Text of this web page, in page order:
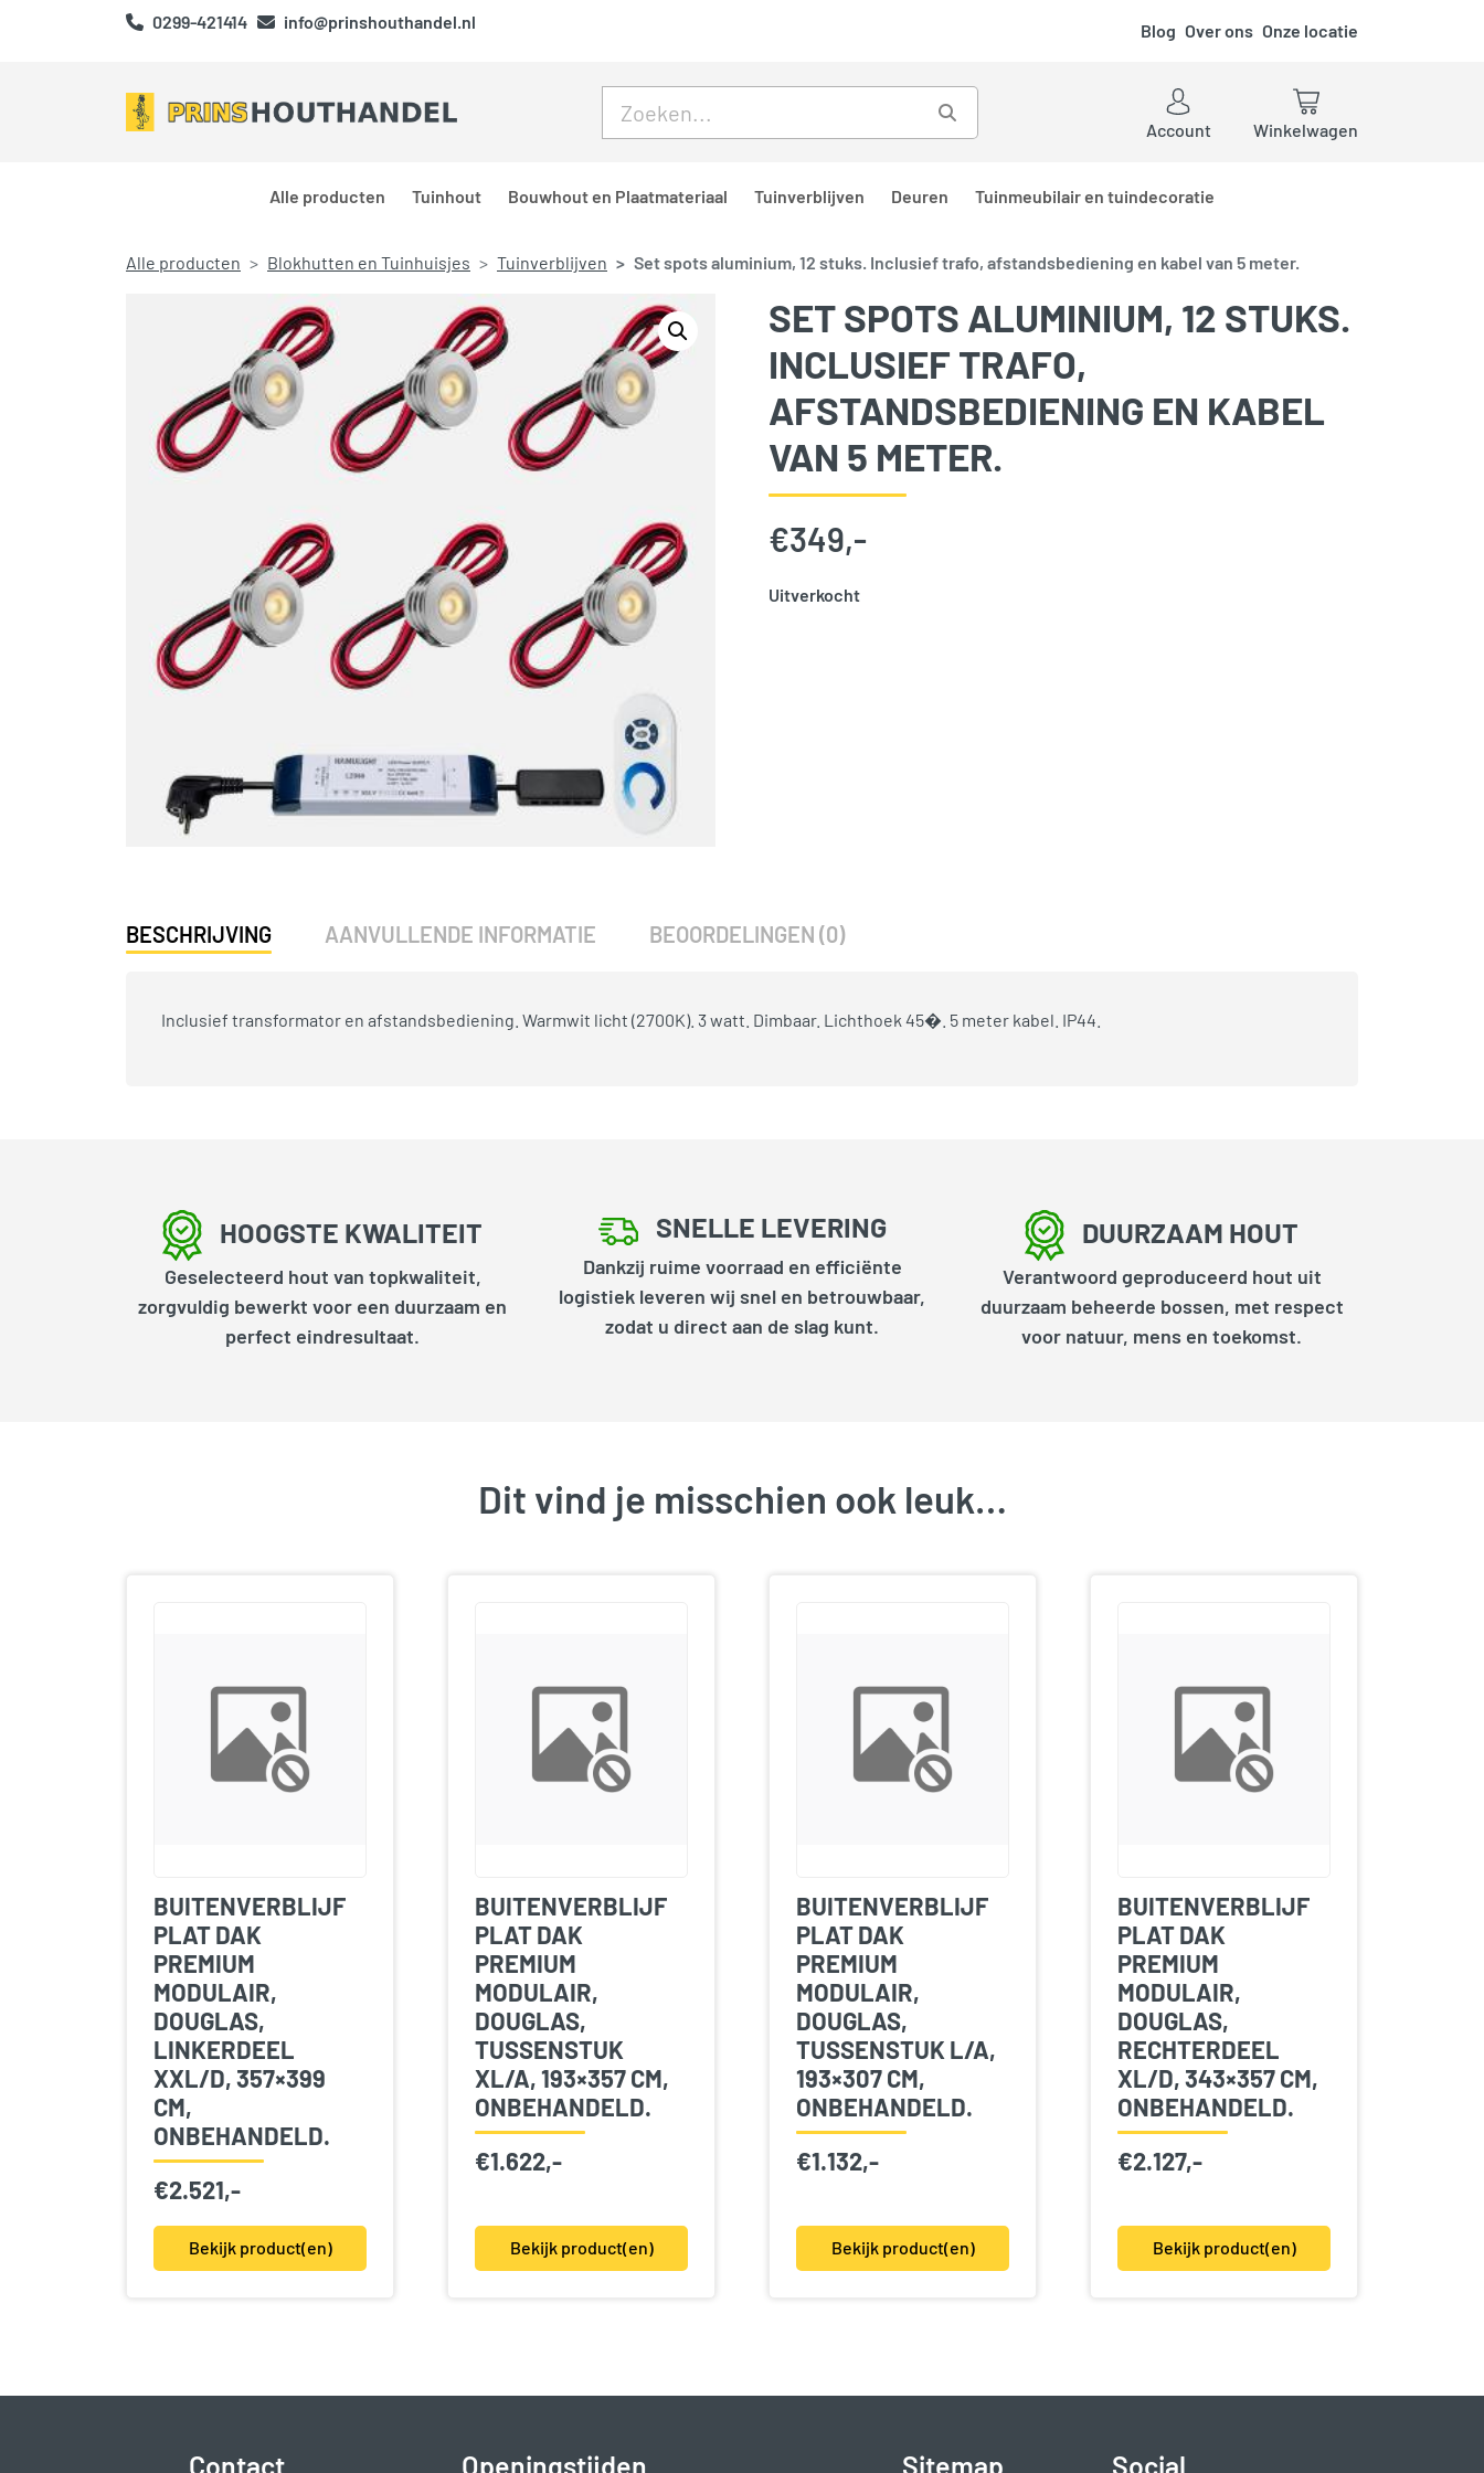
0299-421414 info@prinshouthandel.nl Blog Over ons Onze locatie
Account
Winkelwagen
Alle producten Tuinhout Bouwhout en Plaatmateriaal Tuinverblijven Deuren Tuinmeubilair en tuindecoratie
Alle producten Blokhutten en Tuinhuisjes Tuinverblijven Set spots aluminium, 12 stuks. Inclusief trafo, afstandsbediening en kabel van 5 meter.
SET SPOTS ALUMINIUM, 12 STUKS.
INCLUSIEF TRAFO,
AFSTANDSBEDIENING EN KABEL
VAN 5 METER.
€349,-
Uitverkocht
BESCHRIJVING AANVULLENDE INFORMATIE BEOORDELINGEN (0)
Inclusief transformator en afstandsbediening. Warmwit licht (2700K). 3 watt. Dimbaar. Lichthoek 45�. 5 meter kabel. IP44.
HOOGSTE KWALITEIT
Geselecteerd hout van topkwaliteit,
zorgvuldig bewerkt voor een duurzaam en
perfect eindresultaat.
SNELLE LEVERING
Dankzij ruime voorraad en efficiënte
logistiek leveren wij snel en betrouwbaar,
zodat u direct aan de slag kunt.
DUURZAAM HOUT
Verantwoord geproduceerd hout uit
duurzaam beheerde bossen, met respect
voor natuur, mens en toekomst.
Dit vind je misschien ook leuk…
BUITENVERBLIJF
PLAT DAK
PREMIUM
MODULAIR,
DOUGLAS,
LINKERDEEL
XXL/D, 357×399
CM,
ONBEHANDELD.
€2.521,-
Bekijk product(en)
BUITENVERBLIJF
PLAT DAK
PREMIUM
MODULAIR,
DOUGLAS,
TUSSENSTUK
XL/A, 193×357 CM,
ONBEHANDELD.
€1.622,-
Bekijk product(en)
BUITENVERBLIJF
PLAT DAK
PREMIUM
MODULAIR,
DOUGLAS,
TUSSENSTUK L/A,
193×307 CM,
ONBEHANDELD.
€1.132,-
Bekijk product(en)
BUITENVERBLIJF
PLAT DAK
PREMIUM
MODULAIR,
DOUGLAS,
RECHTERDEEL
XL/D, 343×357 CM,
ONBEHANDELD.
€2.127,-
Bekijk product(en)
Contact
Openingstijden Sitemap Social